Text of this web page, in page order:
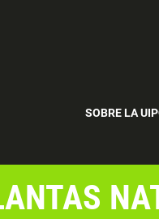
SOBRE LA UIP